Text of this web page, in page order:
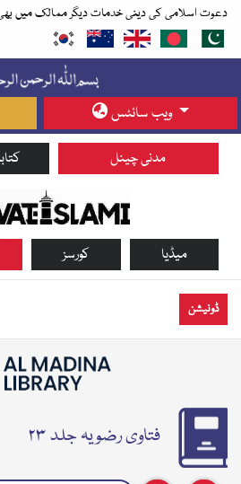
دعوت اسلامی کی دینی خدمات دیگر ممالک میں
ویب سائٹس
مدنی چینل
کورسز میڈیا
ڈونیشن
فتاوی رضویہ جلد ۲۳